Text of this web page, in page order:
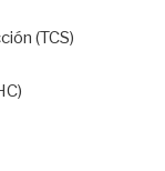
(TCS)